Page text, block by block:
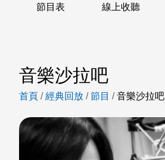
節目表 線上收聽
音樂沙拉吧
首頁 /經典回放 /節目 /音樂沙拉吧